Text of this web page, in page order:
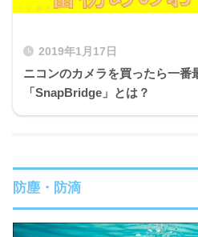
2019年1月17日
ニコンのカメラを買ったら一番
「SnapBridge」とは？
防塵・防滴